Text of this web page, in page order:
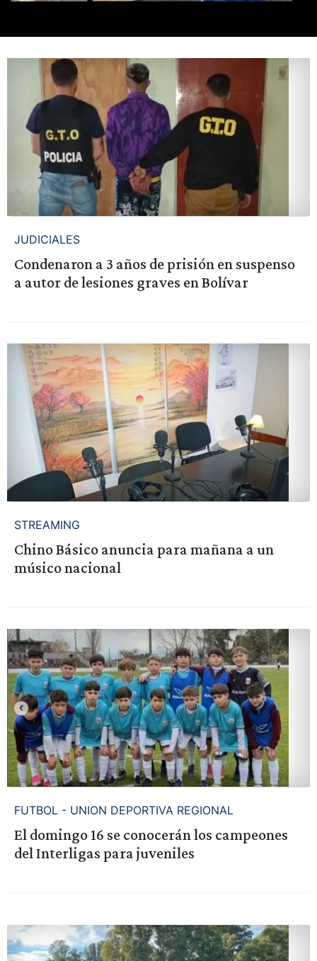
JUDICIALES
Condenaron a 3 años de prisión en suspenso
a autor de lesiones graves en Bolívar
STREAMING
Chino Básico anuncia para mañana a un
músico nacional
FUTBOL - UNION DEPORTIVA REGIONAL
El domingo 16 se conocerán los campeones
del Interligas para juveniles